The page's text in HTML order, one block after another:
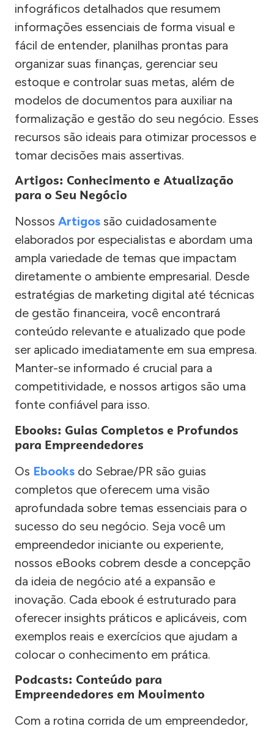
infográficos detalhados que resumem
informações essenciais de forma visual e
fácil de entender, planilhas prontas para
organizar suas finanças, gerenciar seu
estoque e controlar suas metas, além de
modelos de documentos para auxiliar na
formalização e gestão do seu negócio. Esses
recursos são ideais para otimizar processos e
tomar decisões mais assertivas.
Artigos: Conhecimento e Atualização
para o Seu Negócio
Nossos Artigos são cuidadosamente
elaborados por especialistas e abordam uma
ampla variedade de temas que impactam
diretamente o ambiente empresarial. Desde
estratégias de marketing digital até técnicas
de gestão financeira, você encontrará
conteúdo relevante e atualizado que pode
ser aplicado imediatamente em sua empresa.
Manter-se informado é crucial para a
competitividade, e nossos artigos são uma
fonte confiável para isso.
Ebooks: Guias Completos e Profundos
para Empreendedores
Os Ebooks do Sebrae/PR são guias
completos que oferecem uma visão
aprofundada sobre temas essenciais para o
sucesso do seu negócio. Seja você um
empreendedor iniciante ou experiente,
nossos eBooks cobrem desde a concepção
da ideia de negócio até a expansão e
inovação. Cada ebook é estruturado para
oferecer insights práticos e aplicáveis, com
exemplos reais e exercícios que ajudam a
colocar o conhecimento em prática.
Podcasts: Conteúdo para
Empreendedores em Movimento
Com a rotina corrida de um empreendedor,